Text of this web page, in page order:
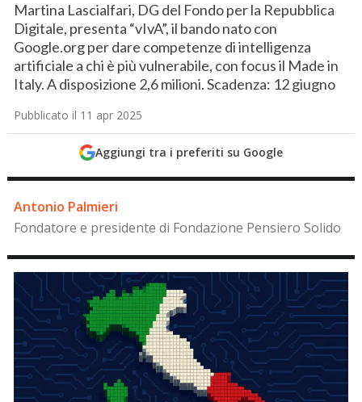
Martina Lascialfari, DG del Fondo per la Repubblica
Digitale, presenta “vIvA”, il bando nato con
Google.org per dare competenze di intelligenza
artificiale a chi è più vulnerabile, con focus il Made in
Italy. A disposizione 2,6 milioni. Scadenza: 12 giugno
Pubblicato il 11 apr 2025
Aggiungi tra i preferiti su Google
Antonio Palmieri
Fondatore e presidente di Fondazione Pensiero Solido